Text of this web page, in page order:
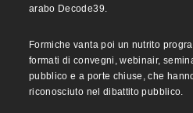
arabo Decode39.
Formiche vanta poi un nutrito
formati di convegni, webinair,
pubblico e a porte chiuse, che
riconosciuto nel dibattito pubblico.